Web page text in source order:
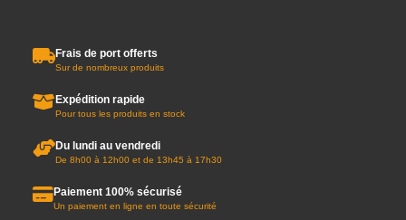
Frais de port offerts
Sur de nombreux produits
Expédition rapide
Pour tous les produits en stock
Du lundi au vendredi
De 8h00 à 12h00 et de 13h45 à 17h30
Paiement 100% sécurisé
Un paiement en ligne en toute sécurité